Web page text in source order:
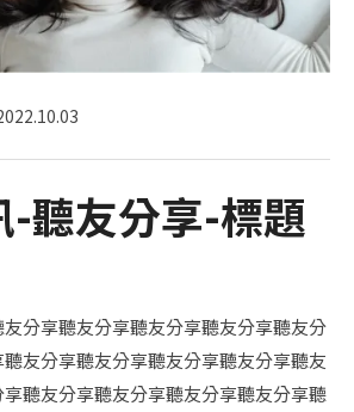
-聽友分享-標題
分享聽友分享聽友分享聽友分享聽友分
友分享聽友分享聽友分享聽友分享聽友
聽友分享聽友分享聽友分享聽友分享聽